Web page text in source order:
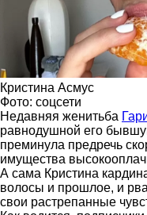
Кристина Асмус
Фото: соцсети
Недавняя женитьба
равнодушной его
преминула предречь
имущества
А сама Кристина
волосы и прошлое, и
свои растрепанные